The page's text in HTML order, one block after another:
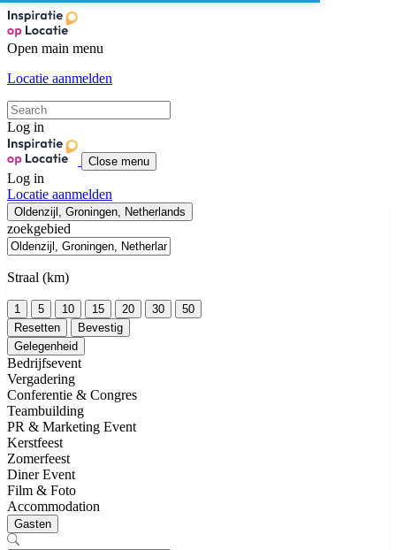
Open main menu
Locatie aanmelden
Log in
Close menu
Log in
Locatie aanmelden
Oldenzijl, Groningen, Netherlands
zoekgebied
Straal (km)
1 5 10 15 20 30
50
Resetten
Bevestig
Gelegenheid
Bedrijfsevent
Vergadering
Conferentie & Congres
Teambuilding
PR & Marketing Event
Kerstfeest
Zomerfeest
Diner Event
Film & Foto
Accommodation
Gasten